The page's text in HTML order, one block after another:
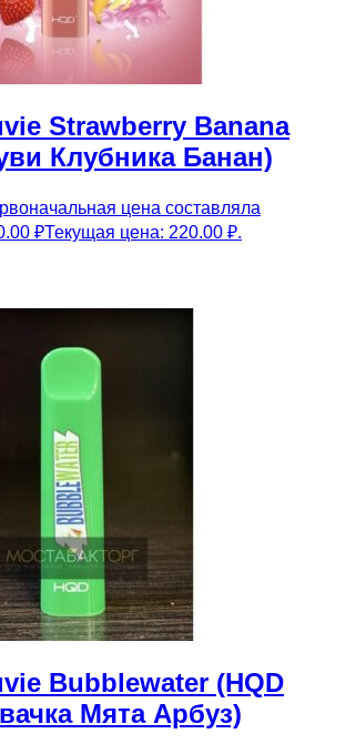
Strawberry Banana
Клубника Банан)
цена составляла
₽Текущая цена: 220.00 ₽.
Bubblewater (HQD
Мята Арбуз)